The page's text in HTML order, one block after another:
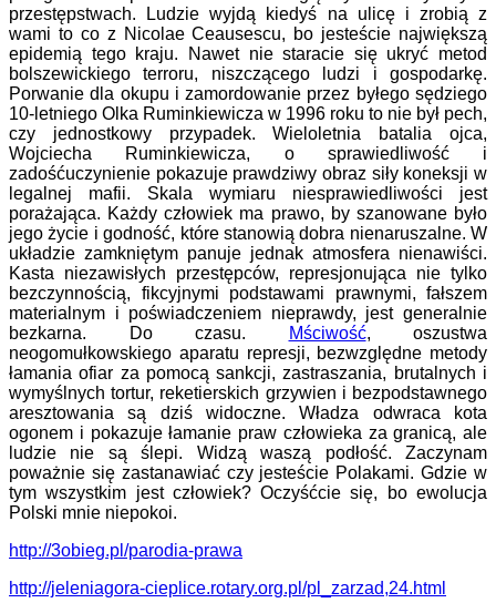
przestępstwach. Ludzie wyjdą kiedyś na ulicę i zrobią z
wami to co z Nicolae Ceausescu, bo jesteście największą
epidemią tego kraju. Nawet nie staracie się ukryć metod
bolszewickiego terroru, niszczącego ludzi i gospodarkę.
Porwanie dla okupu i zamordowanie przez byłego sędziego
10-letniego Olka Ruminkiewicza w 1996 roku to nie był pech,
czy jednostkowy przypadek. Wieloletnia batalia ojca,
Wojciecha Ruminkiewicza, o sprawiedliwość i
zadośćuczynienie pokazuje prawdziwy obraz siły koneksji w
legalnej mafii. Skala wymiaru niesprawiedliwości jest
porażająca. Każdy człowiek ma prawo, by szanowane było
jego życie i godność, które stanowią dobra nienaruszalne. W
układzie zamkniętym panuje jednak atmosfera nienawiści.
Kasta niezawisłych przestępców, represjonująca nie tylko
bezczynnością, fikcyjnymi podstawami prawnymi, fałszem
materialnym i poświadczeniem nieprawdy, jest generalnie
bezkarna. Do czasu.
Mściwość, oszustwa
neogomułkowskiego aparatu represji, bezwzględne metody
łamania ofiar za pomocą sankcji, zastraszania, brutalnych i
wymyślnych tortur, reketierskich grzywien i bezpodstawnego
aresztowania są dziś widoczne. Władza odwraca kota
ogonem i pokazuje łamanie praw człowieka za granicą, ale
ludzie nie są ślepi. Widzą waszą podłość. Zaczynam
poważnie się zastanawiać czy jesteście Polakami. Gdzie w
tym wszystkim jest człowiek? Oczyśćcie się, bo ewolucja
Polski mnie niepokoi.
http://3obieg.pl/parodia-prawa
http://jeleniagora-cieplice.rotary.org.pl/pl_zarzad,24.html